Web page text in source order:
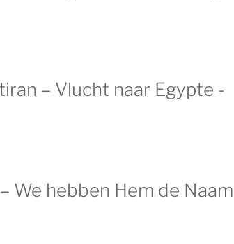
– Vlucht naar Egypte -
We hebben Hem de Naam